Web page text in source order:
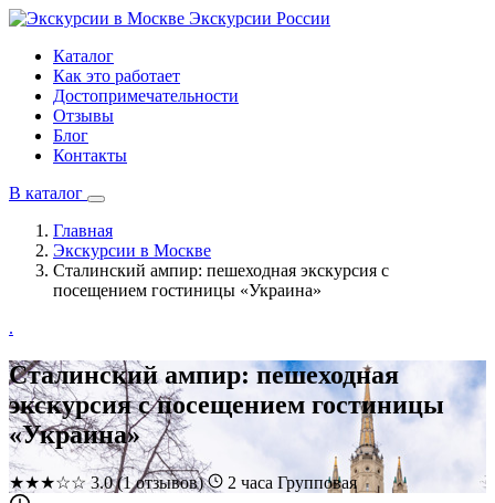
Экскурсии России
Каталог
Как это работает
Достопримечательности
Отзывы
Блог
Контакты
В каталог
Главная
Экскурсии в Москве
Сталинский ампир: пешеходная экскурсия с
посещением гостиницы «Украина»
.
Сталинский ампир: пешеходная
экскурсия с посещением гостиницы
«Украина»
★★★☆☆ 3.0 (1 отзывов) 2 часа Групповая